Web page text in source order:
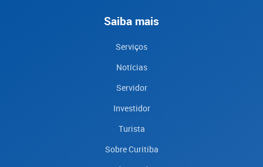
Saiba mais
Serviços
Notícias
Servidor
Investidor
Turista
Sobre Curitiba